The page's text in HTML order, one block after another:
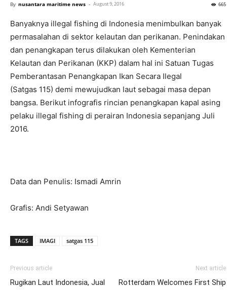
By nusantara maritime news - August 9, 2016 665
Banyaknya illegal fishing di Indonesia menimbulkan banyak
permasalahan di sektor kelautan dan perikanan. Penindakan
dan penangkapan terus dilakukan oleh Kementerian
Kelautan dan Perikanan (KKP) dalam hal ini Satuan Tugas
Pemberantasan Penangkapan Ikan Secara Ilegal
(Satgas 115) demi mewujudkan laut sebagai masa depan
bangsa. Berikut infografis rincian penangkapan kapal asing
pelaku illegal fishing di perairan Indonesia sepanjang Juli
2016.
Data dan Penulis: Ismadi Amrin
Grafis: Andi Setyawan
TAGS IMAGI satgas 115
Previous article
Rugikan Laut Indonesia, Jual
Next article
Rotterdam Welcomes First Ship